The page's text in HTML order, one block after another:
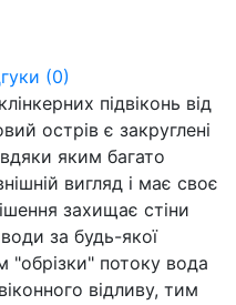
(0)
підвіконь від
острів є закруглені
яким багато
вигляд і має своє
захищає стіни
за будь-якої
"обрізки" потоку вода
відливу, тим